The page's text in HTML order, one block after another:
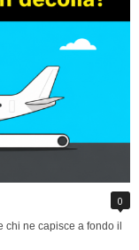
0
ne capisce a fondo il